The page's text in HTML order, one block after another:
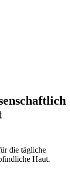
Lactic Acid,
die tägliche
Haut.